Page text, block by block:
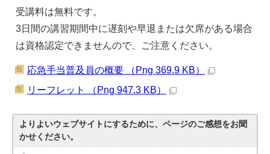
受講料は無料です。
3日間の講習期間中に遅刻や早退または欠席がある場合
は資格認定できませんので、ご注意ください。
応急手当普及員の概要 （Png 369.9 KB）
リーフレット （Png 947.3 KB）
よりよいウェブサイトにするために、ページのご感想をお聞
かせください。